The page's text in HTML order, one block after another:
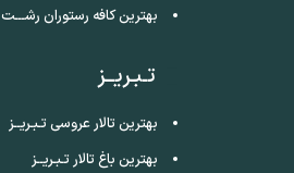
بهترین کافه رستوران رشـــت
تـبـریــز
بهترین تالار عروسی تـبـریــز
بهترین باغ تالار تـبـریــز